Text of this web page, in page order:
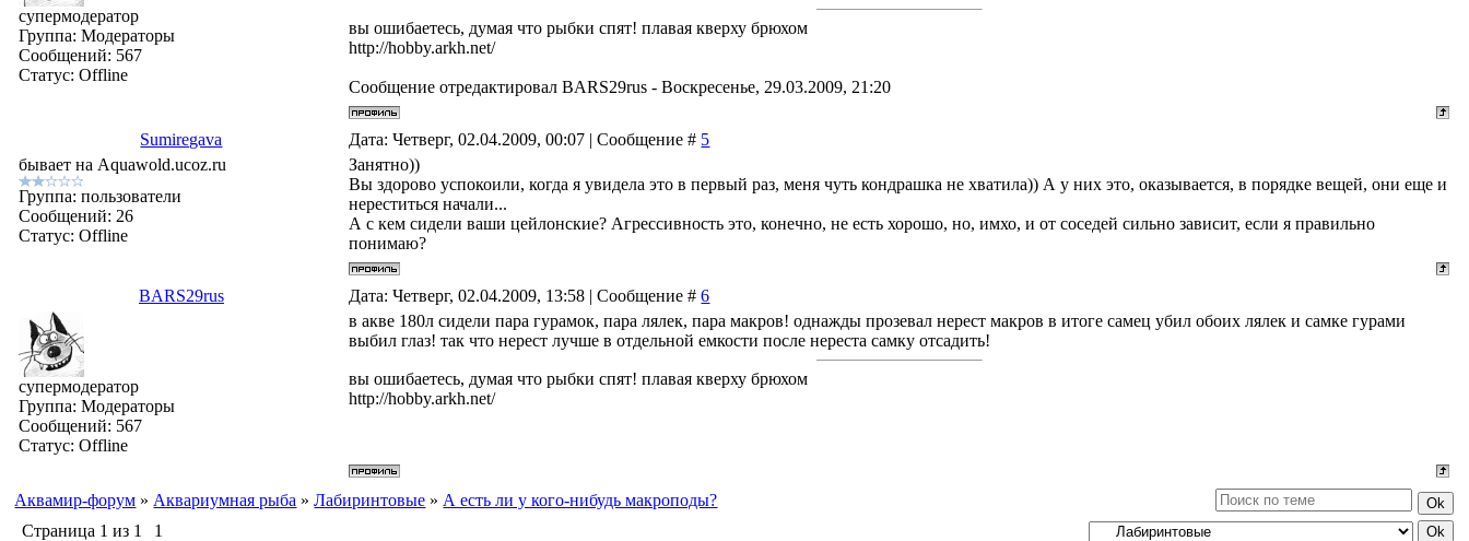
супермодератор
Группа: Модераторы
Сообщений: 567
Статус:Offline
вы ошибаетесь, думая что рыбки спят! плавая кверху брюхом
http://hobby.arkh.net/
Сообщение отредактировалBARS29rus -Воскресенье, 29.03.2009, 21:20
Sumiregava Дата: Четверг, 02.04.2009, 00:07 | Сообщение # 5
бывает на Aquawold.ucoz.ru
Группа: пользователи
Сообщений: 26
Статус:Offline
Занятно))
Вы здорово успокоили, когда я увидела это в первый раз, меня чуть кондрашка не хватила)) А у них это, оказывается, в порядке вещей, они еще и
нереститься начали...
А с кем сидели ваши цейлонские? Агрессивность это, конечно, не есть хорошо, но, имхо, и от соседей сильно зависит, если я правильно
понимаю?
BARS29rus Дата: Четверг, 02.04.2009, 13:58 | Сообщение #6
супермодератор
Группа: Модераторы
Сообщений: 567
Статус:Offline
в акве 180л сидели пара гурамок, пара лялек, пара макров! однажды прозевал нерест макров в итоге самец убил обоих лялек и самке гурами
выбил глаз! так что нерест лучше в отдельной емкости после нереста самку отсадить!
вы ошибаетесь, думая что рыбки спят! плавая кверху брюхом
http://hobby.arkh.net/
Аквамир-форум » Аквариумная рыба » Лабиринтовые » А есть ли у кого-нибудь макроподы?
Страница 1 из 1 1